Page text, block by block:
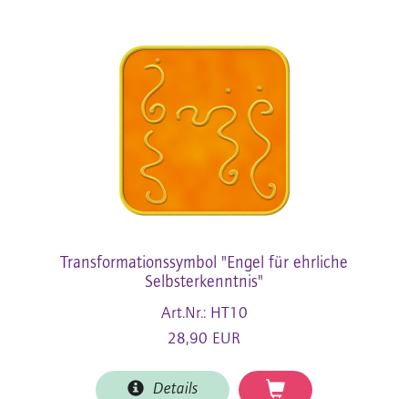
Transformationssymbol "Engel für ehrliche
Selbsterkenntnis"
Art.Nr.: HT10
28,90 EUR
Details